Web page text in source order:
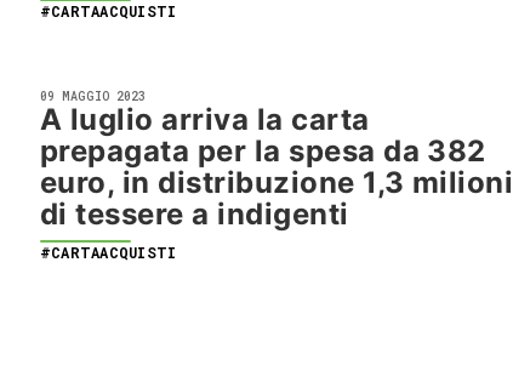
#CARTAACQUISTI
09 MAGGIO 2023
A luglio arriva la carta
prepagata per la spesa da 382
euro, in distribuzione 1,3 milioni
di tessere a indigenti
#CARTAACQUISTI